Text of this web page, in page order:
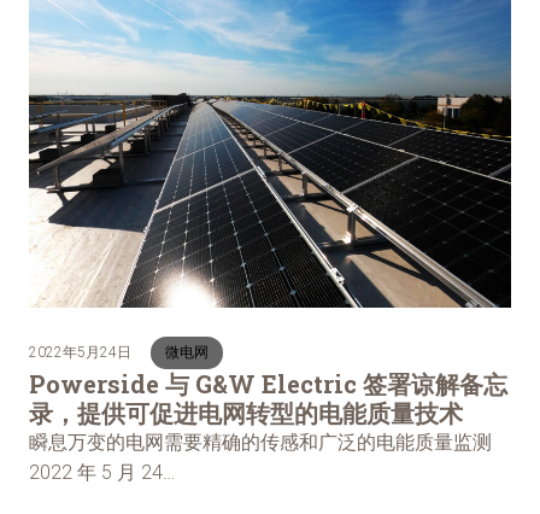
2022年5月24日 微电网
Powerside 与 G&W Electric 签署谅解备忘
录，提供可促进电网转型的电能质量技术
瞬息万变的电网需要精确的传感和广泛的电能质量监测
2022 年 5 月 24…